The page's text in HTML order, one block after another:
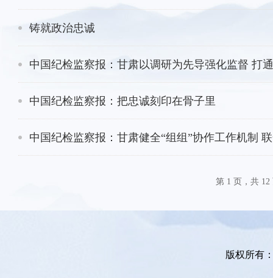
铸就政治忠诚
中国纪检监察报：甘肃以调研为先导强化监督 打
中国纪检监察报：把忠诚刻印在骨子里
中国纪检监察报：甘肃健全“组组”协作工作机制
第 1 页，共 12
版权所有